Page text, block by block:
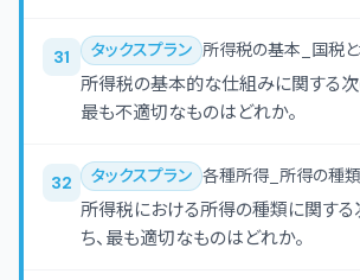
31 タックスプラン 所得税の基本_国税
所得税の基本的な仕組みに関する次
最も不適切なものはどれか。
32 タックスプラン 各種所得_所得の種類
所得税における所得の種類に関する
ち、最も適切なものはどれか。